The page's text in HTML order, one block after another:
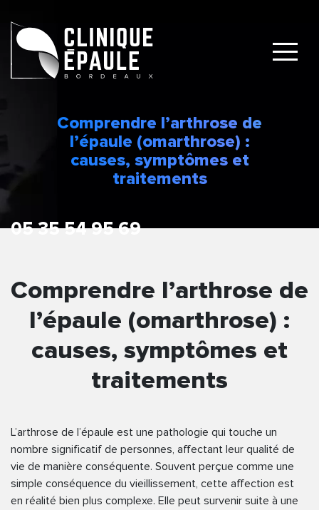
Comprendre l’arthrose de
l’épaule (omarthrose) :
causes, symptômes et
traitements
Comprendre l’arthrose de
l’épaule (omarthrose) :
causes, symptômes et
traitements
L’arthrose de l’épaule est une pathologie qui touche un
nombre significatif de personnes, affectant leur qualité de
vie de manière conséquente. Souvent perçue comme une
simple conséquence du vieillissement, cette affection est
en réalité bien plus complexe. Elle peut survenir suite à une